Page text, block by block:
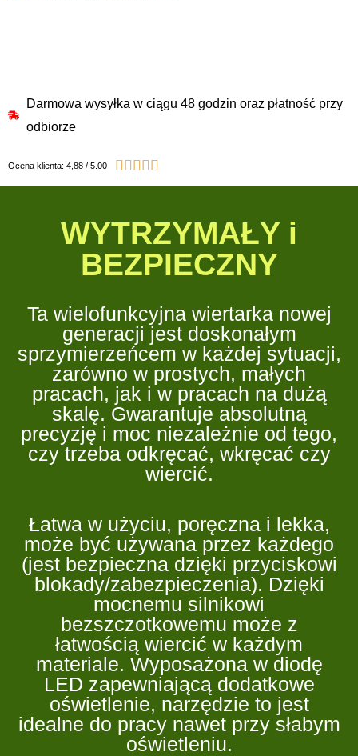
Darmowa wysyłka w ciągu 48 godzin oraz płatność przy
odbiorze
Ocena klienta: 4,88 / 5.00     
WYTRZYMAŁY i
BEZPIECZNY
Ta wielofunkcyjna wiertarka nowej
generacji jest doskonałym
sprzymierzeńcem w każdej sytuacji,
zarówno w prostych, małych
pracach, jak i w pracach na dużą
skalę. Gwarantuje absolutną
precyzję i moc niezależnie od tego,
czy trzeba odkręcać, wkręcać czy
wiercić.
Łatwa w użyciu, poręczna i lekka,
może być używana przez każdego
(jest bezpieczna dzięki przyciskowi
blokady/zabezpieczenia). Dzięki
mocnemu silnikowi
bezszczotkowemu może z
łatwością wiercić w każdym
materiale. Wyposażona w diodę
LED zapewniającą dodatkowe
oświetlenie, narzędzie to jest
idealne do pracy nawet przy słabym
oświetleniu.